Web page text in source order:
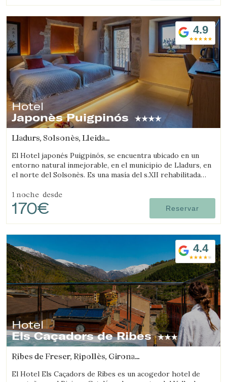
4.9
Hotel
Japonès Puigpinós
Lladurs, Solsonès, Lleida
El Hotel japonés Puigpinós, se encuentra ubicado en un
entorno natural inmejorable, en el municipio de Lladurs, en
el norte del Solsonès. Es una masía del s.XII rehabilitada
diseño y ambientación minimalista y elegante de estilo
japonés.
1 noche desde
170€ Reservar
4.4
Hotel
Els Caçadors de Ribes
Ribes de Freser, Ripollès, Girona
El Hotel Els Caçadors de Ribes es un acogedor hotel de